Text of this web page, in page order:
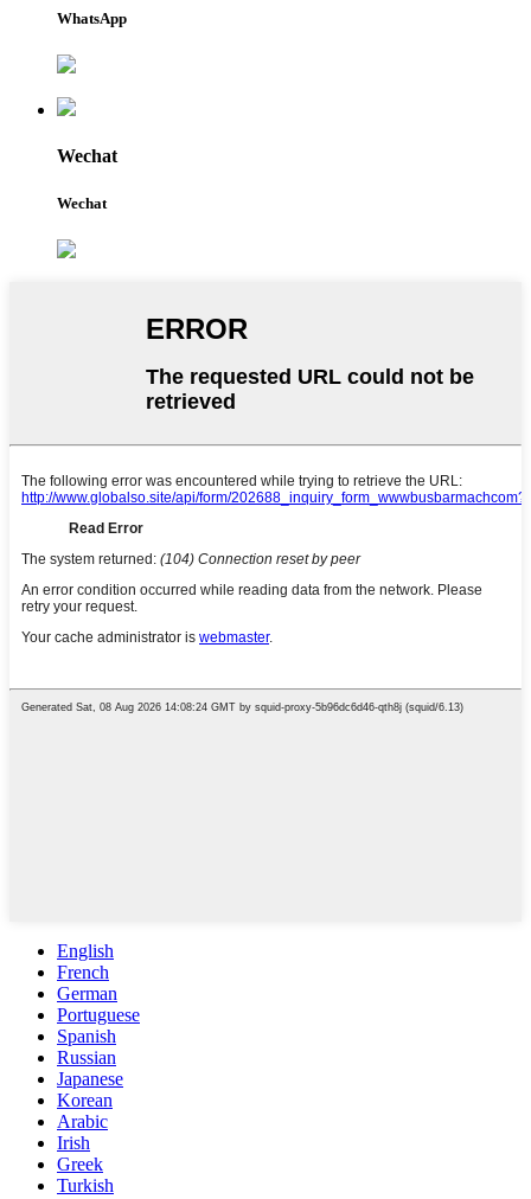
WhatsApp
Wechat
Wechat
English
French
German
Portuguese
Spanish
Russian
Japanese
Korean
Arabic
Irish
Greek
Turkish